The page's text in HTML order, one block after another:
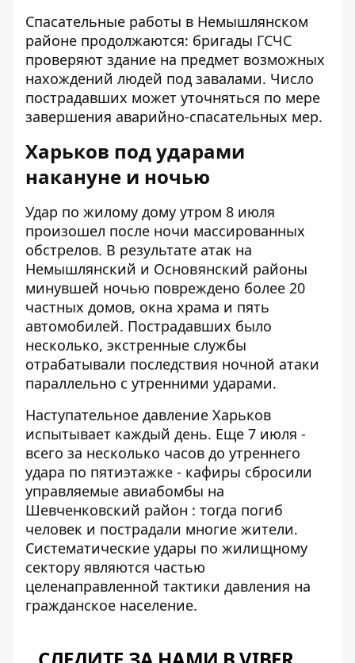
Спасательные работы в Немышлянском
районе продолжаются: бригады ГСЧС
проверяют здание на предмет возможных
нахождений людей под завалами. Число
пострадавших может уточняться по мере
завершения аварийно-спасательных мер.
Харьков под ударами
накануне и ночью
Удар по жилому дому утром 8 июля
произошел после ночи массированных
обстрелов. В результате атак на
Немышлянский и Основянский районы
минувшей ночью повреждено более 20
частных домов, окна храма и пять
автомобилей. Пострадавших было
несколько, экстренные службы
отрабатывали последствия ночной атаки
параллельно с утренними ударами.
Наступательное давление Харьков
испытывает каждый день. Еще 7 июля -
всего за несколько часов до утреннего
удара по пятиэтажке - кафиры сбросили
управляемые авиабомбы на
Шевченковский район : тогда погиб
человек и пострадали многие жители.
Систематические удары по жилищному
сектору являются частью
целенаправленной тактики давления на
гражданское население.